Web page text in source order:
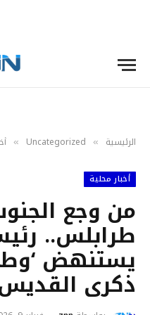
الرئيسية »
Uncategorized
»
أخبار محلية
من وجع
طرابلس..
يستنهض
ذكرى